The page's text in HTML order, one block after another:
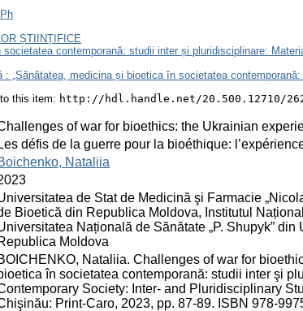
ȘTIINȚIFICE
contemporană: studii inter și pluridisciplinare:
„Sănătatea, medicina și bioetica în societatea
this item: http://hdl.handle.net/20.500.12710/
of war for bioethics: the Ukrainian
Les défis de la guerre pour la bioéthique:
Nataliia
de Stat de Medicină şi Farmacie
Bioetică din Republica Moldova, Institutul
Națională de Sănătate „P. Shupyk”
Moldova
Nataliia. Challenges of war for
în societatea contemporană: studii inter şi
Society: Inter- and Pluridisciplinary
Print-Caro, 2023, pp. 87-89. ISBN 978-